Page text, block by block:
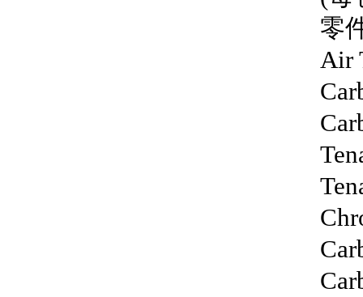
零
Air